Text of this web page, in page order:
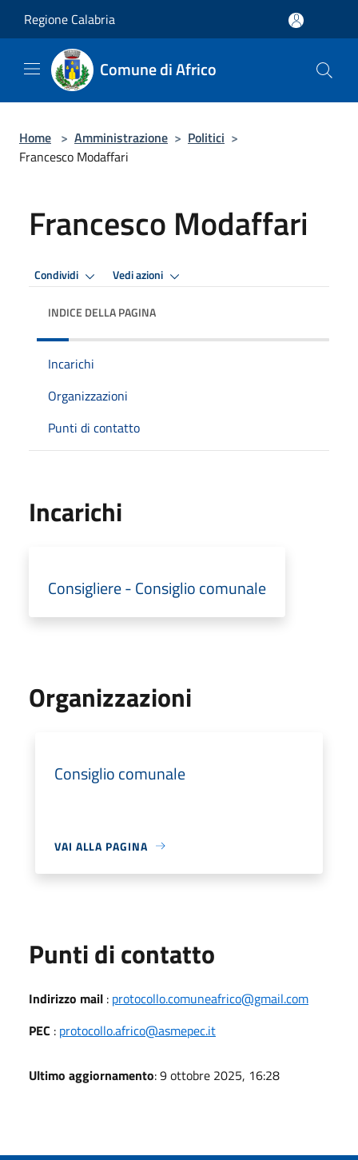
Regione Calabria
Comune di Africo
Home > Amministrazione > Politici >
Francesco Modaffari
Francesco Modaffari
Condividi Vedi azioni
INDICE DELLA PAGINA
Incarichi
Organizzazioni
Punti di contatto
Incarichi
Consigliere - Consiglio comunale
Organizzazioni
Consiglio comunale
VAI ALLA PAGINA
Punti di contatto
Indirizzo mail : protocollo.comuneafrico@gmail.com
PEC : protocollo.africo@asmepec.it
Ultimo aggiornamento: 9 ottobre 2025, 16:28